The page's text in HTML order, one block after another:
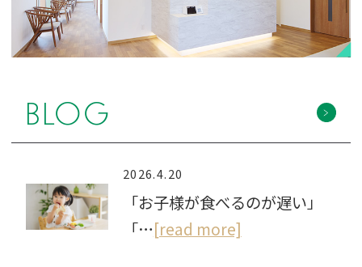
BLOG
2026.4.20
「お子様が食べるのが遅い」
「…[read more]